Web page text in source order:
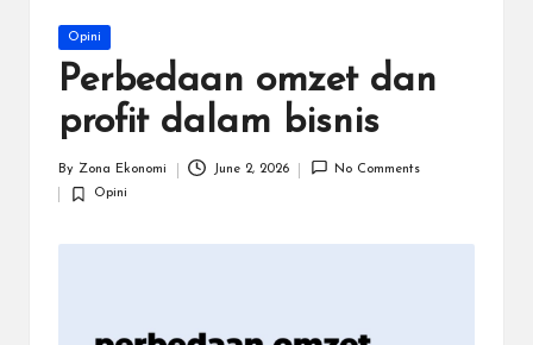
Posted
in
Opini
Perbedaan omzet dan
profit dalam bisnis
by
By Zona Ekonomi June 2, 2026 No Comments
Posted
Opini